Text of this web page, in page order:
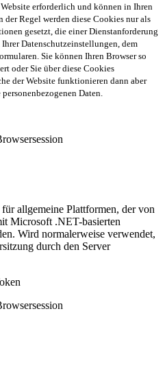
erforderlich und können in Ihren
Regel werden diese Cookies nur als
gesetzt, die einer Dienstanforderung
Datenschutzeinstellungen, dem
Sie können Ihren Browser so
oder Sie über diese Cookies
der Website funktionieren dann aber
Daten.
allgemeine Plattformen, der von
Microsoft .NET-basierten
Wird normalerweise verwendet,
durch den Server